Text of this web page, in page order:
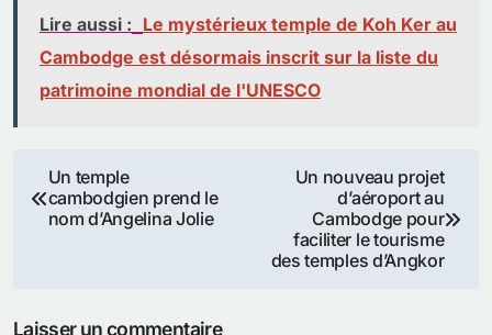
Lire aussi : Le mystérieux temple de Koh Ker au
Cambodge est désormais inscrit sur la liste du
patrimoine mondial de l'UNESCO
Navigation
de
Un temple
cambodgien prend le
nom d’Angelina Jolie
Un nouveau projet
d’aéroport au
Cambodge pour
faciliter le tourisme
des temples d’Angkor
Laisser un commentaire